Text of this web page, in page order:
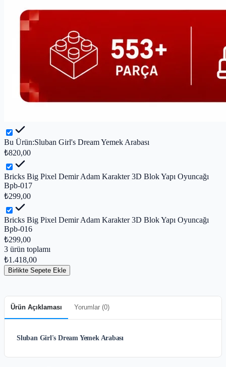
Bu Ürün:Sluban Girl's Dream Yemek Arabası
₺820,00
Bricks Big Pixel Demir Adam Karakter 3D Blok Yapı Oyuncağı
Bpb-017
₺299,00
Bricks Big Pixel Demir Adam Karakter 3D Blok Yapı Oyuncağı
Bpb-016
₺299,00
3 ürün toplamı
₺1.418,00
Birlikte Sepete Ekle
Ürün Açıklaması Yorumlar (0)
Sluban Girl's Dream Yemek Arabası